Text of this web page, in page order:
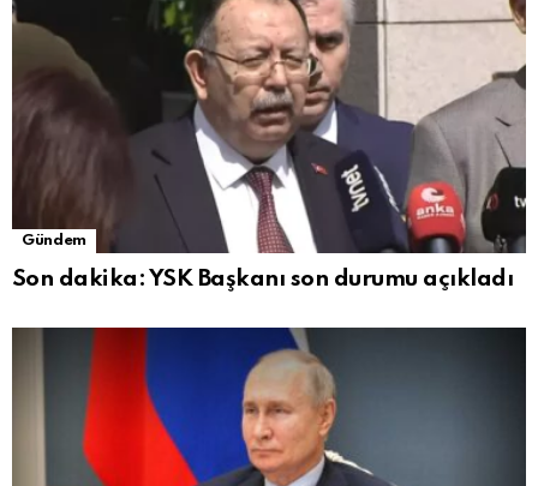
Gündem
Son dakika: YSK Başkanı son durumu açıkladı